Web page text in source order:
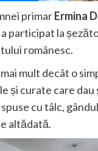
primarErmina
a participat la
românesc.
mult decât o
și curate care
cu tâlc,
altădată.